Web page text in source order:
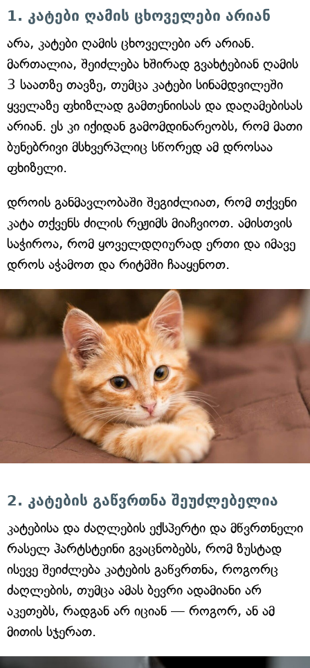
1. კატები ღამის ცხოველები არიან
არა, კატები ღამის ცხოველები არ არიან.
მართალია, შეიძლება ხშირად გვახტებიან ღამის
3 საათზე თავზე, თუმცა კატები სინამდვილეში
ყველაზე ფხიზლად გამთენიისას და დაღამებისას
არიან. ეს კი იქიდან გამომდინარეობს, რომ მათი
ბუნებრივი მსხვერპლიც სწორედ ამ დროსაა
ფხიზელი.
დროის განმავლობაში შეგიძლიათ, რომ თქვენი
კატა თქვენს ძილის რეჟიმს მიაჩვიოთ. ამისთვის
საჭიროა, რომ ყოველდღიურად ერთი და იმავე
დროს აჭამოთ და რიტმში ჩააყენოთ.
2. კატების გაწვრთნა შეუძლებელია
კატებისა და ძაღლების ექსპერტი და მწვრთნელი
რასელ ჰარტსტეინი გვაცნობებს, რომ ზუსტად
ისევე შეიძლება კატების გაწვრთნა, როგორც
ძაღლების, თუმცა ამას ბევრი ადამიანი არ
აკეთებს, რადგან არ იციან — როგორ, ან ამ
მითის სჯერათ.